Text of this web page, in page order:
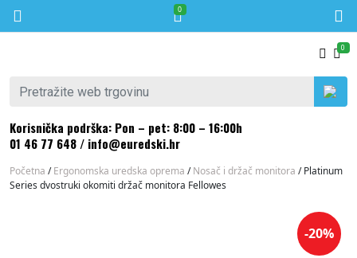
0
0
Pretraži:
Korisnička podrška: Pon – pet: 8:00 – 16:00h
01 46 77 648 / info@euredski.hr
Početna /Ergonomska uredska oprema /Nosač i držač monitora / Platinum
Series dvostruki okomiti držač monitora Fellowes
-20%